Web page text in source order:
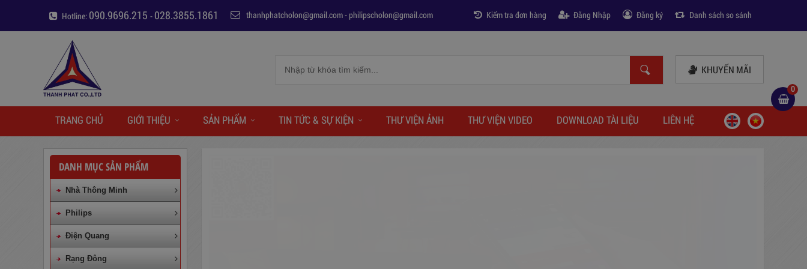
Hotline: 090.9696.215 - 028.3855.1861 thanhphatcholon@gmail.com-philipscholon@gmail.com Danh sách so sánh
Đăng ký
Đăng Nhập
Kiểm tra đơn hàng
KHUYẾN MÃI
0
TRANG CHỦ GIỚI THIỆU SẢN PHẨM TIN TỨC & SỰ KIỆN THƯ VIỆN ẢNH THƯ VIỆN VIDEO DOWNLOAD TÀI LIỆU LIÊN HỆ
DANH MỤC SẢN PHẨM
Nhà Thông Minh
Philips
Điện Quang
Rạng Đông